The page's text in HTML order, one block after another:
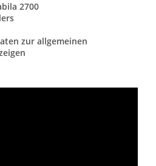
2700
zur allgemeinen